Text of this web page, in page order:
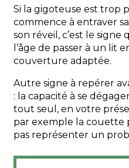
Si la gigoteuse est trop
commence à entraver
son réveil, c’est le
l’âge de passer à un lit
couverture adaptée.
Autre signe à repérer
: la capacité à se
tout seul, en votre
par exemple la couette
pas représenter un